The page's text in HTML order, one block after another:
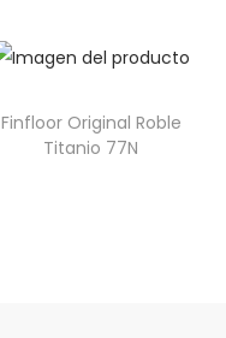
Finfloor Original Roble
Titanio 77N